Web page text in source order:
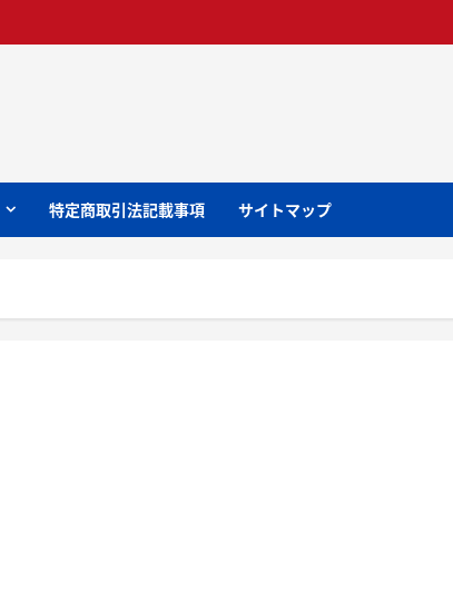
特定商取引法記載事項 サイトマップ